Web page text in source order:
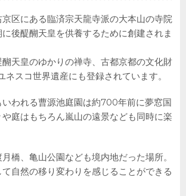
区にある臨済宗天龍寺派の大本山の寺院
後醍醐天皇を供養するために創建されま
天皇のゆかりの禅寺、古都京都の文化財
ネスコ世界遺産にも登録されています。
われる曹源池庭園は約700年前に夢窓国
庭はもちろん嵐山の遠景なども同時に楽
橋、亀山公園なども境内地だった場所。
自然の移り変わりを感じることができる